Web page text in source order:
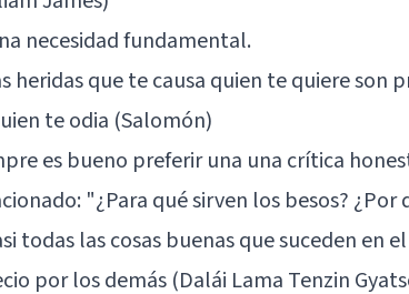
necesidad fundamental.
heridas que te causa quien te quiere son
te odia (Salomón)
es bueno preferir una una crítica
"¿Para qué sirven los besos?
todas las cosas buenas que suceden en
por los demás (Dalái Lama Tenzin